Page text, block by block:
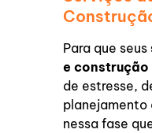
Para que seus
e construção
de estresse,
planejamento
nessa fase